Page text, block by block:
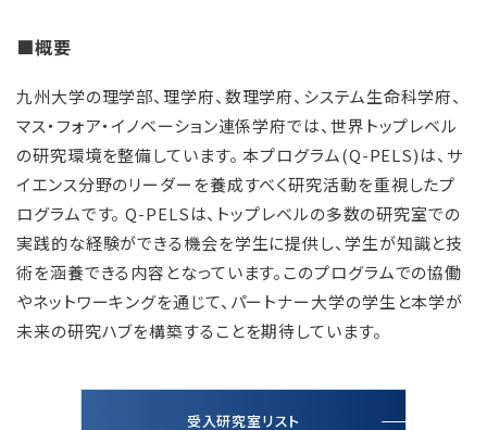
■概要
九州大学の理学部、理学府、数理学府、システム生命科学府、
マス・フォア・イノベーション連係学府では、世界トップレベル
の研究環境を整備しています。 本プログラム(Q-PELS)は、サ
イエンス分野のリーダーを養成すべく研究活動を重視したプ
ログラムです。 Q-PELSは、トップレベルの多数の研究室での
実践的な経験ができる機会を学生に提供し、学生が知識と技
術を涵養できる内容となっています。このプログラムでの協働
やネットワーキングを通じて、パートナー大学の学生と本学が
未来の研究ハブを構築することを期待しています。
受入研究室リスト